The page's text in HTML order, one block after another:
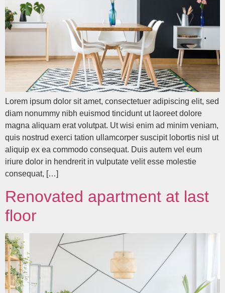
Lorem ipsum dolor sit amet, consectetuer adipiscing elit, sed
diam nonummy nibh euismod tincidunt ut laoreet dolore
magna aliquam erat volutpat. Ut wisi enim ad minim veniam,
quis nostrud exerci tation ullamcorper suscipit lobortis nisl ut
aliquip ex ea commodo consequat. Duis autem vel eum
iriure dolor in hendrerit in vulputate velit esse molestie
consequat, […]
Renovated apartment at last
floor